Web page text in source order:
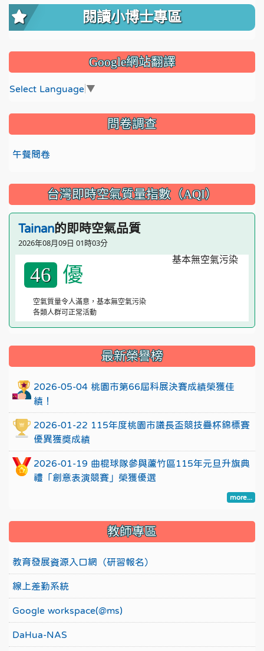
閱讀小博士專區
Google網站翻譯
Select Language ▼
問卷調查
午餐問卷
台灣即時空氣質量指數（AQI）
Tainan的即時空氣品質
2026年08月09日 01時03分
46 優
空氣質量令人滿意，基本無空氣污染
各類人群可正常活動
::: 最新榮譽榜
2026-05-04 桃園市第66屆科展決賽成績榮獲佳
績！
2026-01-22 115年度桃園市議長盃競技疊杯錦標賽
優異獲獎成績
2026-01-19 曲棍球隊參與蘆竹區115年元旦升旗典
禮「創意表演競賽」榮獲優選
more...
教師專區
教育發展資源入口網（研習報名）
線上差勤系統
Google workspace(@ms)
DaHua-NAS